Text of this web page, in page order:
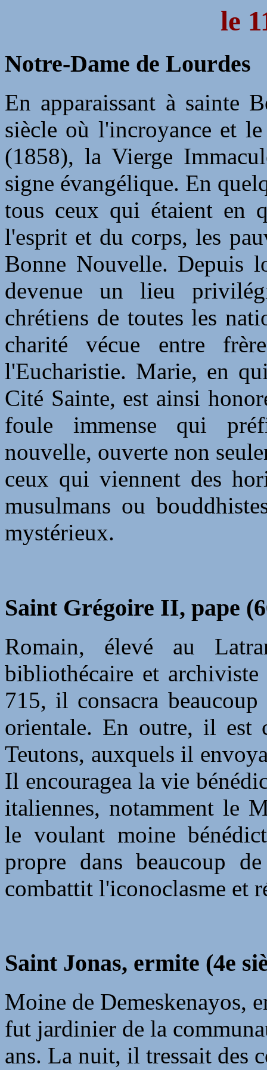
le
Notre-Dame de Lourdes
En apparaissant à sainte
siècle où l'incroyance et
(1858), la Vierge
signe évangélique. En
tous ceux qui étaient en
l'esprit et du corps, les
Bonne Nouvelle. Depuis
devenue un lieu
chrétiens de toutes les
charité vécue entre
l'Eucharistie. Marie, en
Cité Sainte, est ainsi
foule immense qui
nouvelle, ouverte non
ceux qui viennent des
musulmans ou
mystérieux.
Saint Grégoire II, pape
Romain, élevé au
bibliothécaire et
715, il consacra
orientale. En outre, il est
Teutons, auxquels il
Il encouragea la vie
italiennes, notamment le
le voulant moine
propre dans beaucoup
combattit l'iconoclasme et
Saint Jonas, ermite (4e
Moine de Demeskenayos,
fut jardinier de la
ans. La nuit, il tressait des